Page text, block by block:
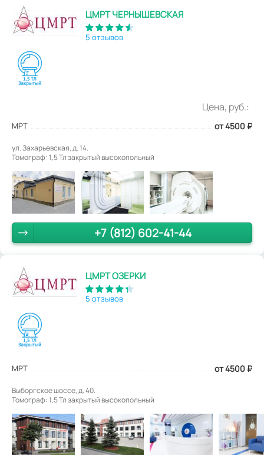
ЦМРТ ЧЕРНЫШЕВСКАЯ
5 отзывов
Цена, руб.:
МРТ от 4500 ₽
ул. Захарьевская, д. 14.
Томограф: 1,5 Тл закрытый высокопольный
+7 (812) 602-41-44
ЦМРТ ОЗЕРКИ
5 отзывов
МРТ от 4500 ₽
Выборгское шоссе, д. 40.
Томограф: 1,5 Тл закрытый высокопольный